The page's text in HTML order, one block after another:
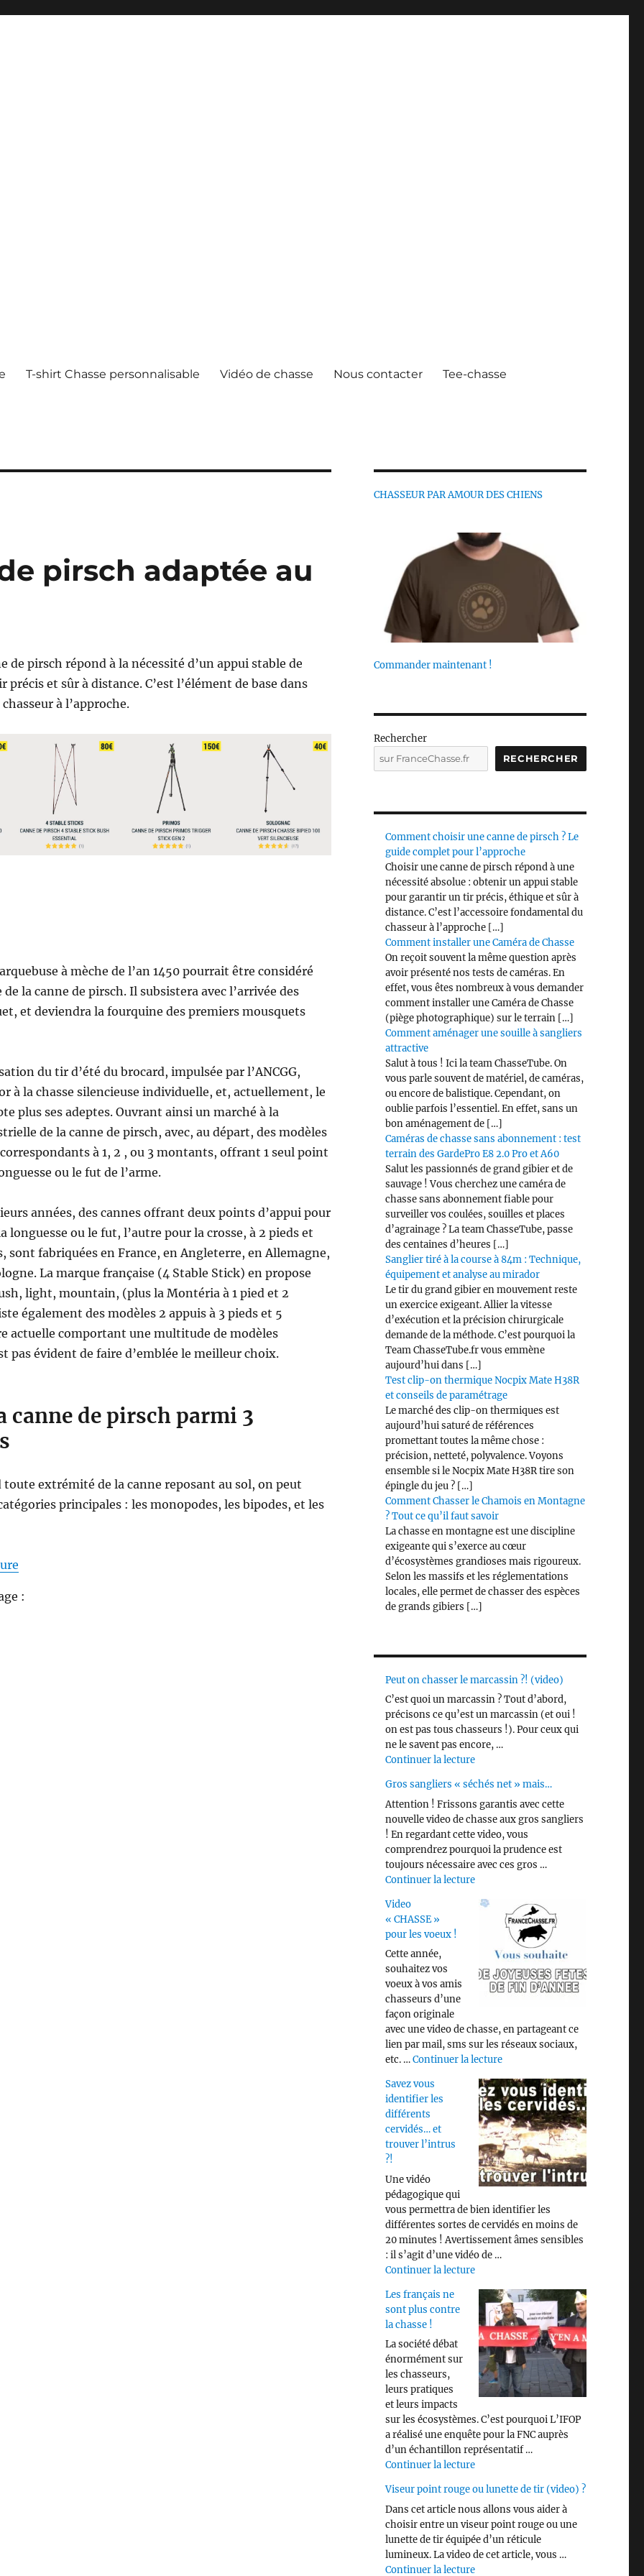
T-shirt Chasse personnalisable Vidéo de chasse Nous contacter Tee-chasse
pirsch adaptée au
de pirsch répond à la nécessité d’un appui stable de
précis et sûr à distance. C’est l’élément de base dans
à l’approche.
à mèche de l’an 1450 pourrait être considéré
la canne de pirsch. Il subsistera avec l’arrivée des
et deviendra la fourquine des premiers mousquets
du tir d’été du brocard, impulsée par l’ANCGG,
à la chasse silencieuse individuelle, et, actuellement, le
plus ses adeptes. Ouvrant ainsi un marché à la
de la canne de pirsch, avec, au départ, des modèles
correspondants à 1, 2 , ou 3 montants, offrant 1 seul point
ou le fut de l’arme.
années, des cannes offrant deux points d’appui pour
longuesse ou le fut, l’autre pour la crosse, à 2 pieds et
sont fabriquées en France, en Angleterre, en Allemagne,
La marque française (4 Stable Stick) en propose
light, mountain, (plus la Montéria à 1 pied et 2
également des modèles 2 appuis à 3 pieds et 5
actuelle comportant une multitude de modèles
pas évident de faire d’emblée le meilleur choix.
canne de pirsch parmi 3
toute extrémité de la canne reposant au sol, on peut
principales : les monopodes, les bipodes, et les
de « Choisir un canne de pirsch adaptée au type de chasse »
:
CHASSEUR PAR AMOUR DES CHIENS
Commander maintenant !
Rechercher
RECHERCHER
Comment choisir une canne de pirsch ? Le
guide complet pour l’approche
Choisir une canne de pirsch répond à une
nécessité absolue : obtenir un appui stable
pour garantir un tir précis, éthique et sûr à
distance. C’est l’accessoire fondamental du
chasseur à l’approche […]
Comment installer une Caméra de Chasse
On reçoit souvent la même question après
avoir présenté nos tests de caméras. En
effet, vous êtes nombreux à vous demander
comment installer une Caméra de Chasse
(piège photographique) sur le terrain […]
Comment aménager une souille à sangliers
attractive
Salut à tous ! Ici la team ChasseTube. On
vous parle souvent de matériel, de caméras,
ou encore de balistique. Cependant, on
oublie parfois l’essentiel. En effet, sans un
bon aménagement de […]
Caméras de chasse sans abonnement : test
terrain des GardePro E8 2.0 Pro et A60
Salut les passionnés de grand gibier et de
sauvage ! Vous cherchez une caméra de
chasse sans abonnement fiable pour
surveiller vos coulées, souilles et places
d’agrainage ? La team ChasseTube, passe
des centaines d’heures […]
Sanglier tiré à la course à 84m : Technique,
équipement et analyse au mirador
Le tir du grand gibier en mouvement reste
un exercice exigeant. Allier la vitesse
d’exécution et la précision chirurgicale
demande de la méthode. C’est pourquoi la
Team ChasseTube.fr vous emmène
aujourd’hui dans […]
Test clip-on thermique Nocpix Mate H38R
et conseils de paramétrage
Le marché des clip-on thermiques est
aujourd’hui saturé de références
promettant toutes la même chose :
précision, netteté, polyvalence. Voyons
ensemble si le Nocpix Mate H38R tire son
épingle du jeu ? […]
Comment Chasser le Chamois en Montagne
? Tout ce qu’il faut savoir
La chasse en montagne est une discipline
exigeante qui s’exerce au cœur
d’écosystèmes grandioses mais rigoureux.
Selon les massifs et les réglementations
locales, elle permet de chasser des espèces
de grands gibiers […]
Peut on chasser le marcassin ?! (video)
C’est quoi un marcassin ? Tout d’abord,
précisons ce qu’est un marcassin (et oui !
on est pas tous chasseurs !). Pour ceux qui
ne le savent pas encore, …
Continuer la lecturede « Peut on chasser le marcassin ?!
Gros sangliers « séchés net » mais…
Attention ! Frissons garantis avec cette
nouvelle video de chasse aux gros sangliers
! En regardant cette video, vous
comprendrez pourquoi la prudence est
toujours nécessaire avec ces gros …
Continuer la lecturede « Gros sangliers « séchés net »
Video
« CHASSE »
pour les voeux !
Cette année,
souhaitez vos
voeux à vos amis
chasseurs d’une
façon originale
avec une video de chasse, en partageant ce
lien par mail, sms sur les réseaux sociaux,
etc. …Continuer la lecturede « Video « CHASSE » pour
Savez vous
identifier les
différents
cervidés… et
trouver l’intrus
?!
Une vidéo
pédagogique qui
vous permettra de bien identifier les
différentes sortes de cervidés en moins de
20 minutes ! Avertissement âmes sensibles
: il s’agit d’une vidéo de …
Continuer la lecturede « Savez vous identifier les
Les français ne
sont plus contre
la chasse !
La société débat
énormément sur
les chasseurs,
leurs pratiques
et leurs impacts
sur les écosystèmes. C’est pourquoi L’IFOP
a réalisé une enquête pour la FNC auprès
d’un échantillon représentatif …
Continuer la lecturede « Les français ne sont plus contre
Viseur point rouge ou lunette de tir (video) ?
Dans cet article nous allons vous aider à
choisir entre un viseur point rouge ou une
lunette de tir équipée d’un réticule
lumineux. La video de cet article, vous …
Continuer la lecturede « Viseur point rouge ou lunette